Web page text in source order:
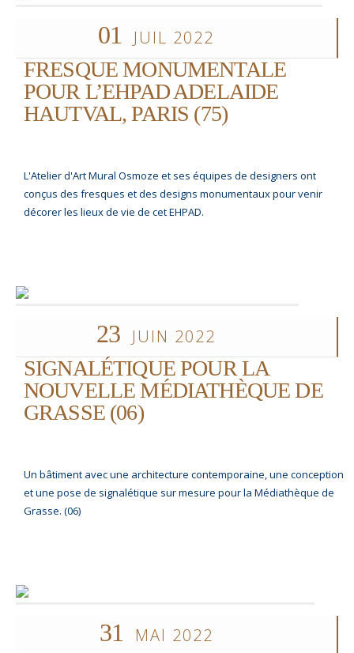
01 JUIL 2022
FRESQUE MONUMENTALE
POUR L’EHPAD ADELAIDE
HAUTVAL, PARIS (75)
L'Atelier d'Art Mural Osmoze et ses équipes de designers ont
conçus des fresques et des designs monumentaux pour venir
décorer les lieux de vie de cet EHPAD.
23 JUIN 2022
SIGNALÉTIQUE POUR LA
NOUVELLE MÉDIATHÈQUE DE
GRASSE (06)
Un bâtiment avec une architecture contemporaine, une conception
et une pose de signalétique sur mesure pour la Médiathèque de
Grasse. (06)
31 MAI 2022